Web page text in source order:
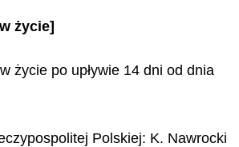
życie]
życie po upływie 14 dni od dnia
Polskiej: K. Nawrocki